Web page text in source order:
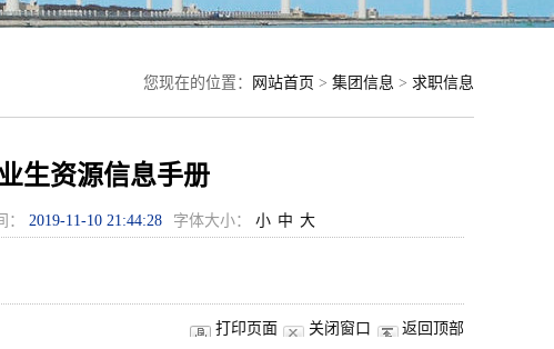
您现在的位置： 网站首页 > 集团信息 > 求职信息
生资源信息手册
2019-11-10 21:44:28 字体大小： 小 中 大
打印页面 关闭窗口 返回顶部